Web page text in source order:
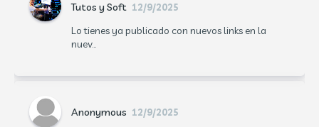
Tutos y Soft 12/9/2025
Lo tienes ya publicado con nuevos links en la
nuev...
Anonymous 12/9/2025